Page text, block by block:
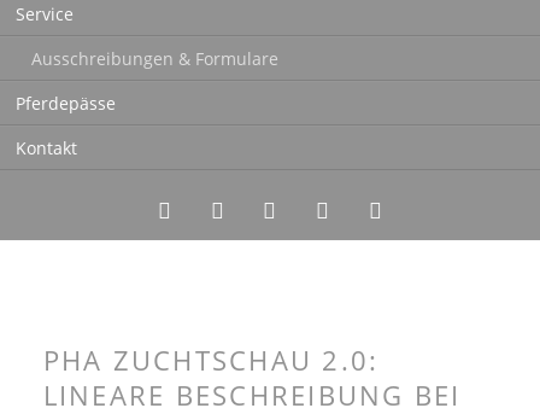
Service
Ausschreibungen & Formulare
Pferdepässe
Kontakt
PHA ZUCHTSCHAU 2.0:
LINEARE BESCHREIBUNG BEI